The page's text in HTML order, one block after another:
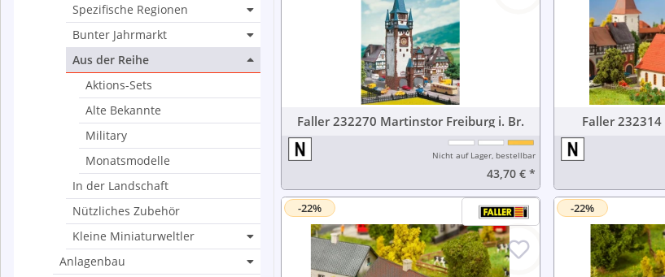
Faller 232270 Martinstor Freiburg i. Br.
Nicht auf Lager, bestellbar
43,70 €*
-22% -22%
Spezifische Regionen
Bunter Jahrmarkt
Aus der Reihe
Aktions-Sets
Alte Bekannte
Military
Monatsmodelle
In der Landschaft
Nützliches Zubehör
Kleine Miniaturweltler
Anlagenbau